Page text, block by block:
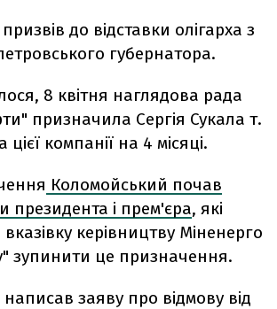
до відставки олігарха з
губернатора.
8 квітня наглядова рада
призначила Сергія Сукала т.
цієї компанії на 4 місяці.
Коломойський почав
президента і прем'єра, які
керівництву Міненерго
зупинити це призначення.
написав заяву про відмову від